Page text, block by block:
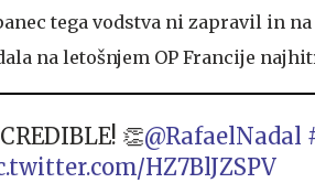
tega vodstva ni zapravil in
na letošnjem OP Francije
👏@RafaelNadal
HZ7BlJZSPV